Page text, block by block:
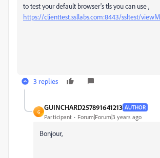
to test your default browser's tls you can use ,
https://clienttest.ssllabs.com:8443/ssltest/
3 replies
G
GUINCHARD257891641213 AUTHOR
Participant Forum|Forum|3 years ago
Bonjour,